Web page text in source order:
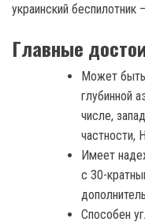
украинский беспилотник
Главные
Может быть
глубинной
числе,
частности,
Имеет
с 30-
Способен